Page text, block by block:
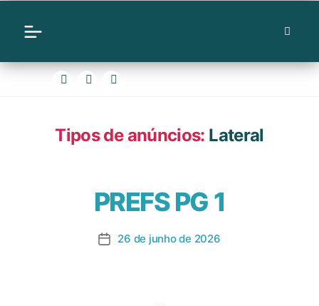
Tipos de anúncios: Lateral
PREFS PG 1
26 de junho de 2026